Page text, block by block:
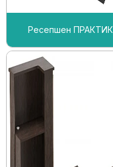
Ресепшен ПРАКТИК